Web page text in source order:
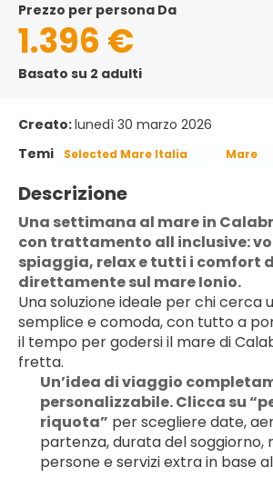
Prezzo per persona Da
1.396 €
Basato su 2 adulti
Creato:lunedì 30 marzo 2026
Temi
Selected Mare Italia Mare
Descrizione
Una settimana al mare in
con trattamento all inclusive:
spiaggia, relax e tutti i comfort
direttamente sul mare Ionio.
Una soluzione ideale per chi cerca
semplice e comoda, con tutto a
il tempo per godersi il mare di
fretta.
Un’idea di viaggio
personalizzabile. Clicca su
riquota” per scegliere date,
partenza, durata del soggiorno,
persone e servizi extra in base